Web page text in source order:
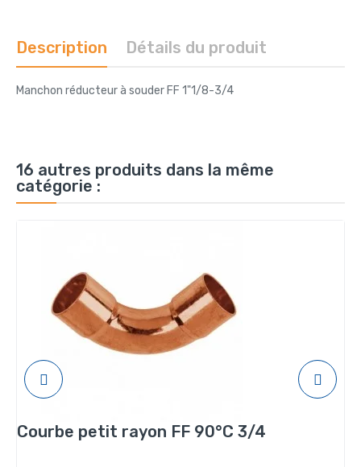
Description Détails du produit
Manchon réducteur à souder FF 1"1/8-3/4
16 autres produits dans la même
catégorie :
Courbe petit rayon FF 90°C 3/4